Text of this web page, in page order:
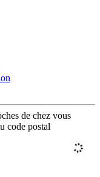
de chez vous
code postal